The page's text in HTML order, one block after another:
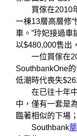
買傢在2010年
一棟13層高層修
車。”玲妃接過車
以$480,000售出
一位買傢在
SouthbankOne
低潮時代喪失
在已往十年中
中，僅有一套是
臨著相似的下場；
Southbank